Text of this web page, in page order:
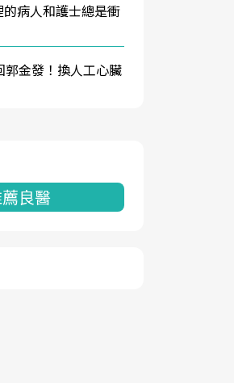
病人和護士總是衝
郭金發！換人工心臟
良醫